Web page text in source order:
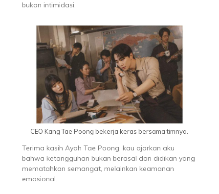
bukan intimidasi.
CEO Kang Tae Poong bekerja keras bersama timnya.
Terima kasih Ayah Tae Poong, kau ajarkan aku
bahwa ketangguhan bukan berasal dari didikan yang
mematahkan semangat, melainkan keamanan
emosional.